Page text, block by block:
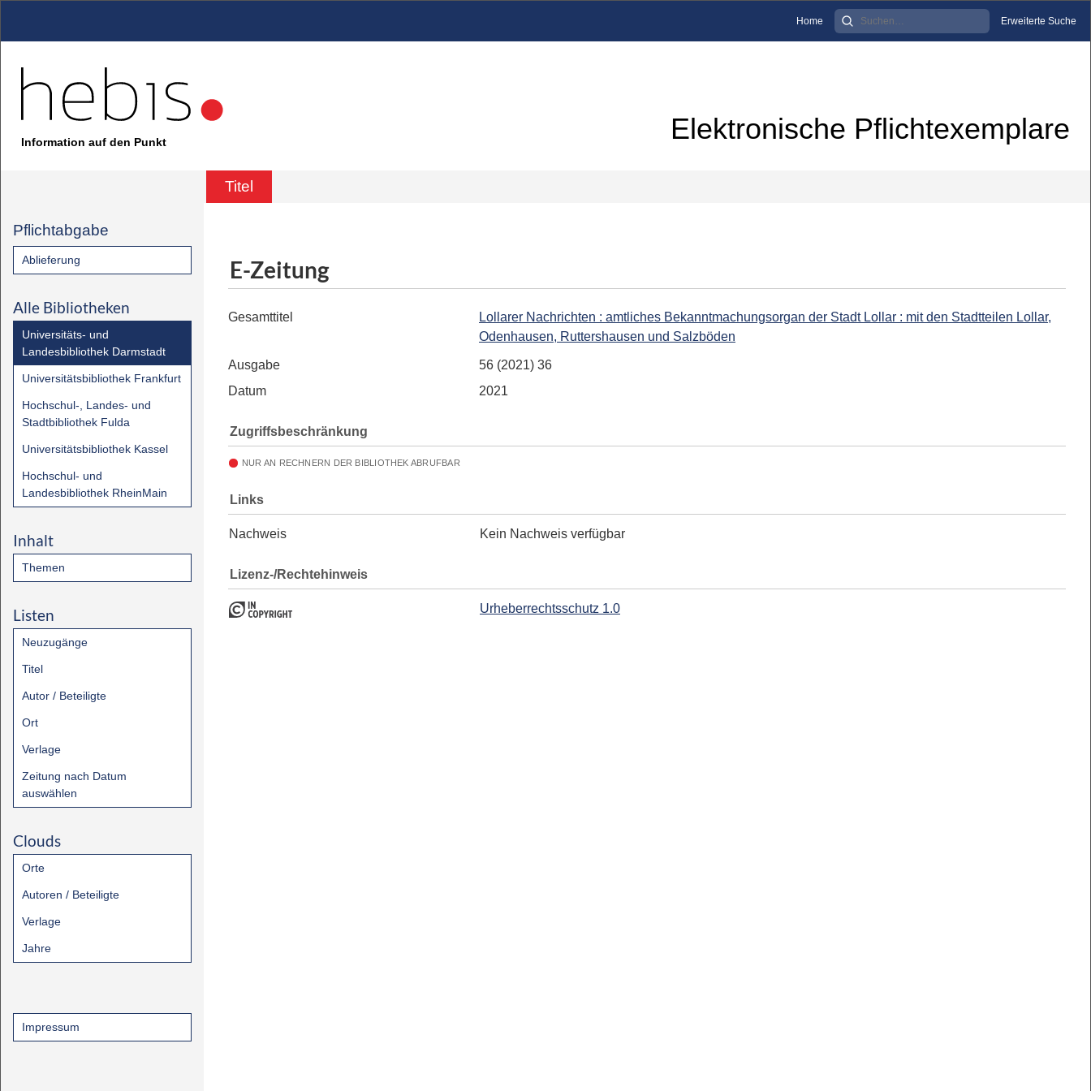
Home Erweiterte Suche
Information auf den Punkt Elektronische Pflichtexemplare
Titel
Pflichtabgabe
Ablieferung
Alle Bibliotheken
Universitäts- und
Landesbibliothek Darmstadt
Universitätsbibliothek Frankfurt
Hochschul-, Landes- und
Stadtbibliothek Fulda
Universitätsbibliothek Kassel
Hochschul- und
Landesbibliothek RheinMain
Inhalt
Themen
Listen
Neuzugänge
Titel
Autor / Beteiligte
Ort
Verlage
Zeitung nach Datum
auswählen
Clouds
Orte
Autoren / Beteiligte
Verlage
Jahre
Impressum
E-Zeitung
Gesamttitel
Lollarer Nachrichten : amtliches Bekanntmachungsorgan der Stadt Lollar : mit den Stadtteilen Lollar,
Odenhausen, Ruttershausen und Salzböden
Ausgabe
56 (2021) 36
Datum
2021
Zugriffsbeschränkung
NUR AN RECHNERN DER BIBLIOTHEK ABRUFBAR
Links
Nachweis Kein Nachweis verfügbar
Lizenz-/Rechtehinweis
Urheberrechtsschutz 1.0